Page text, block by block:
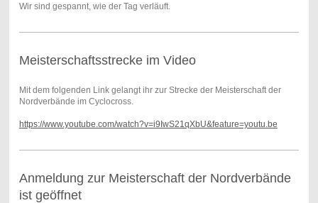
Wir sind gespannt, wie der Tag verläuft.
Meisterschaftsstrecke im Video
Mit dem folgenden Link gelangt ihr zur Strecke der Meisterschaft der
Nordverbände im Cyclocross.
https://www.youtube.com/watch?v=i9IwS21qXbU&feature=youtu.be
Anmeldung zur Meisterschaft der Nordverbände
ist geöffnet